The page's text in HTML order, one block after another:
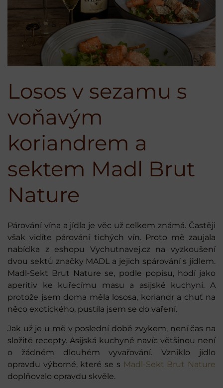
Losos v sezamu s
voňavým
koriandrem a
sektem Madl Brut
Nature
Párování vína a jídla je věc už celkem známá. Častěji
však vidíte párování tichých vín. Proto mě zaujala
nabídka z eshopu Vychutnavej.cz na vyzkoušení
dvou sektů značky MADL a jejich spárování s jídlem.
Madl-Sekt Brut Nature se, podle popisu, hodí jako
aperitiv ke kuřecímu masu a asijské kuchyni. A
protože jsem doma měla lososa, koriandr a chuť na
něco exotického, pustila jsem se do vaření.
Jak už je u mě v poslední době zvykem, není čas na
složité recepty. Asijská kuchyně navíc většinou není
o žádném dlouhém vyvařování. Vzniklo jídlo
opravdu výborné, které se s Madl-Sekt Brut Nature
doplňovalo opravdu skvěle.